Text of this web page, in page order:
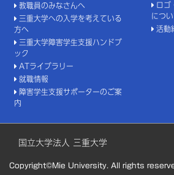
教職員のみなさんへ
三重大学への入学を考えている
方へ
三重大学障害学生支援ハンドブ
ック
ATライブラリー
就職情報
障害学生支援サポーターのご案
内
ロゴ
につ
活動
国立大学法人 三重大学
Copyright©Mie University. All rights